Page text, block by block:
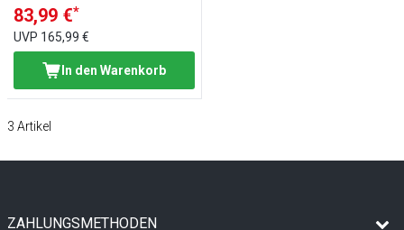
83,99 €*
UVP 165,99 €
In den Warenkorb
3 Artikel
ZAHLUNGSMETHODEN